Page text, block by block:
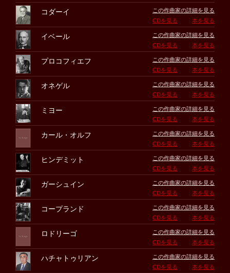
コダーイ
この作曲家の詳細を見る
CDを見る
本を見る
イベール
この作曲家の詳細を見る
CDを見る
本を見る
プロコフィエフ
この作曲家の詳細を見る
CDを見る
本を見る
オネゲル
この作曲家の詳細を見る
CDを見る
本を見る
ミヨー
この作曲家の詳細を見る
CDを見る
本を見る
カール・オルフ
この作曲家の詳細を見る
CDを見る
本を見る
ヒンデミット
この作曲家の詳細を見る
CDを見る
本を見る
ガーシュイン
この作曲家の詳細を見る
CDを見る
本を見る
コープランド
この作曲家の詳細を見る
CDを見る
本を見る
ロドリーゴ
この作曲家の詳細を見る
CDを見る
本を見る
ハチャトゥリアン
この作曲家の詳細を見る
CDを見る
本を見る